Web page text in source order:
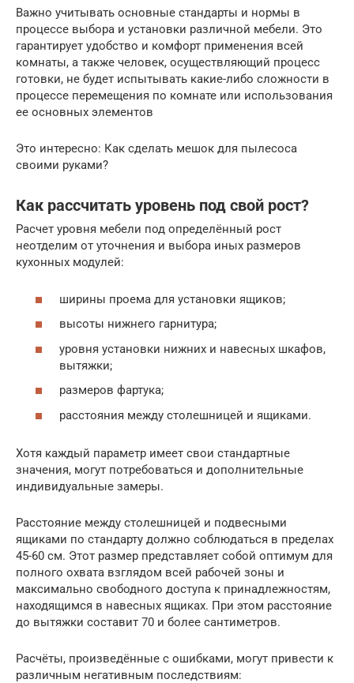
Важно учитывать основные стандарты и нормы в
процессе выбора и установки различной мебели. Это
гарантирует удобство и комфорт применения всей
комнаты, а также человек, осуществляющий процесс
готовки, не будет испытывать какие-либо сложности в
процессе перемещения по комнате или использования
ее основных элементов
Это интересно: Как сделать мешок для пылесоса
своими руками?
Как рассчитать уровень под свой рост?
Расчет уровня мебели под определённый рост
неотделим от уточнения и выбора иных размеров
кухонных модулей:
ширины проема для установки ящиков;
высоты нижнего гарнитура;
уровня установки нижних и навесных шкафов,
вытяжки;
размеров фартука;
расстояния между столешницей и ящиками.
Хотя каждый параметр имеет свои стандартные
значения, могут потребоваться и дополнительные
индивидуальные замеры.
Расстояние между столешницей и подвесными
ящиками по стандарту должно соблюдаться в пределах
45-60 см. Этот размер представляет собой оптимум для
полного охвата взглядом всей рабочей зоны и
максимально свободного доступа к принадлежностям,
находящимся в навесных ящиках. При этом расстояние
до вытяжки составит 70 и более сантиметров.
Расчёты, произведённые с ошибками, могут привести к
различным негативным последствиям: